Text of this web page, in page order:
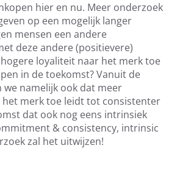
hier en nu. Meer onderzoek
op een mogelijk langer
mensen een andere
deze andere (positievere)
loyaliteit naar het merk toe
in de toekomst? Vanuit de
we namelijk ook dat meer
merk toe leidt tot consistenter
dat ook nog eens intrinsiek
& consistency, intrinsic
zal het uitwijzen!